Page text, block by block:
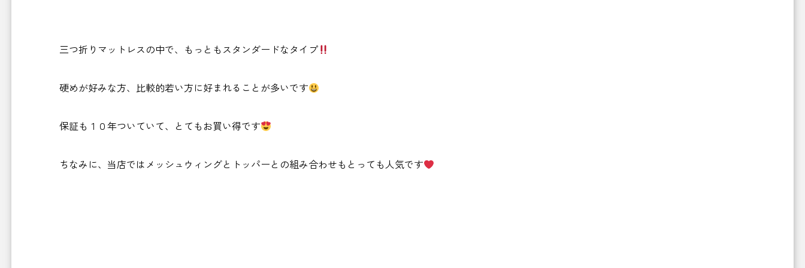
三つ折りマットレスの中で、もっともスタンダードなタイプ
硬めが好みな方、比較的若い方に好まれることが多いです
保証も１０年ついていて、とてもお買い得です
ちなみに、当店ではメッシュウィングとトッパーとの組み合わせもとっても人気です